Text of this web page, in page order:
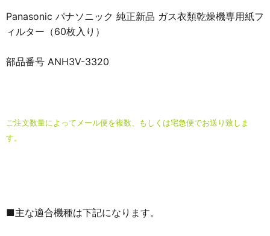
Panasonic パナソニック 純正新品 ガス衣類乾燥機専用紙フ
ィルター（60枚入り）
部品番号 ANH3V-3320
ご注文数量によってメール便を複数、もしくは宅急便でお送り致しま
す。
■主な適合機種は下記になります。